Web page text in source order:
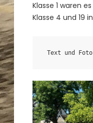
Klasse 1 waren
Klasse 4 und 19
Text und